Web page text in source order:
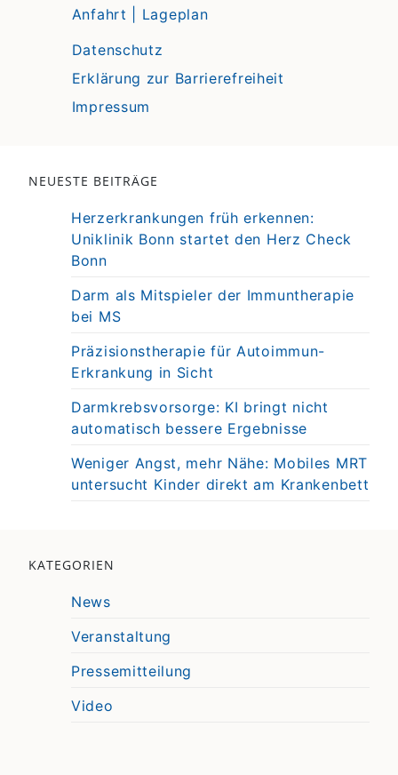
Anfahrt | Lageplan
Datenschutz
Erklärung zur Barrierefreiheit
Impressum
NEUESTE BEITRÄGE
Herzerkrankungen früh erkennen:
Uniklinik Bonn startet den Herz Check
Bonn
Darm als Mitspieler der Immuntherapie
bei MS
Präzisionstherapie für Autoimmun-
Erkrankung in Sicht
Darmkrebsvorsorge: KI bringt nicht
automatisch bessere Ergebnisse
Weniger Angst, mehr Nähe: Mobiles MRT
untersucht Kinder direkt am Krankenbett
KATEGORIEN
News
Veranstaltung
Pressemitteilung
Video